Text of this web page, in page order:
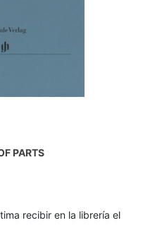
PARTS
recibir en la librería el